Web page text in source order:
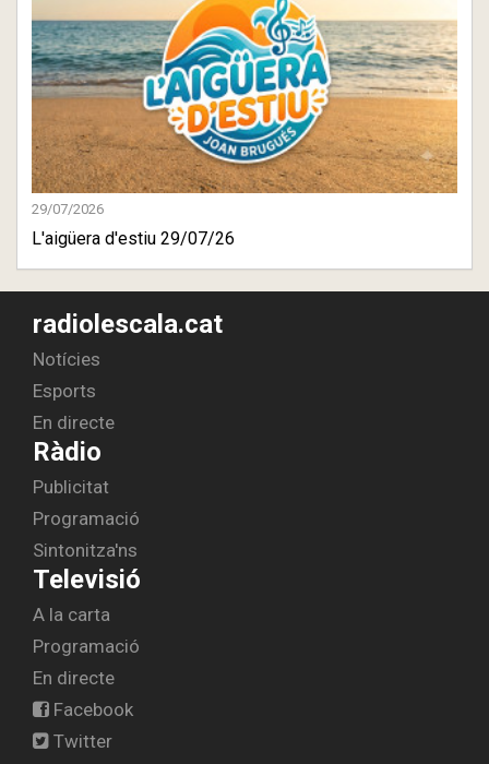
29/07/2026
L'aigüera d'estiu 29/07/26
radiolescala.cat
Notícies
Esports
En directe
Ràdio
Publicitat
Programació
Sintonitza'ns
Televisió
A la carta
Programació
En directe
Facebook
Twitter